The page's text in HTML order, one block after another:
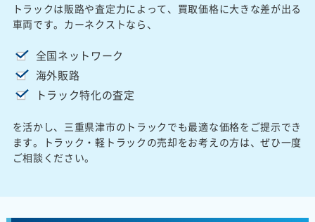
トラックは販路や査定力によって、買取価格に大きな差が出る
車両です。カーネクストなら、
全国ネットワーク
海外販路
トラック特化の査定
を活かし、三重県津市のトラックでも最適な価格をご提示でき
ます。トラック・軽トラックの売却をお考えの方は、ぜひ一度
ご相談ください。